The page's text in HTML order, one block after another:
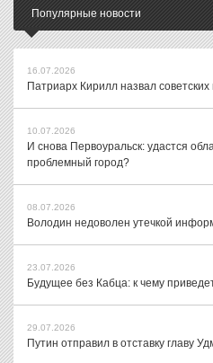
Популярные новости
16.07.2026
Патриарх Кирилл назвал
10.07.2026
И снова Первоуральск: удастся
проблемный город?
08.07.2026
Володин недоволен утечкой
23.07.2026
Будущее без Кабца: к чему
29.07.2026
Путин отправил в отставку главу